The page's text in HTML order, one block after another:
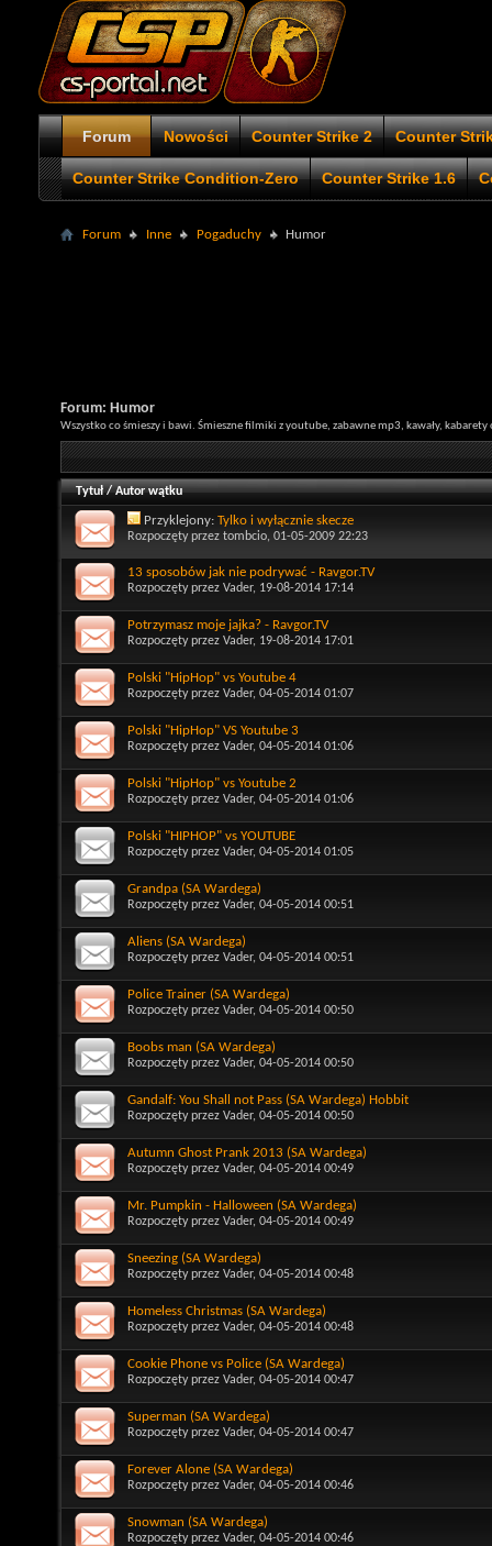
Forum Nowości Counter Strike 2 Counter
Counter Strike Condition-Zero Counter Strike 1.6
Forum Inne Pogaduchy Humor
Forum: Humor
Wszystko co śmieszy i bawi. Śmieszne filmiki z youtube, zabawne mp3, kawały,
Tytuł/Autor wątku
Przyklejony: Tylko i wyłącznie skecze
Rozpoczęty przez tombcio, 01-05-2009 22:23
13 sposobów jak nie podrywać - Ravgor.TV
Rozpoczęty przez Vader, 19-08-2014 17:14
Potrzymasz moje jajka? - Ravgor.TV
Rozpoczęty przez Vader, 19-08-2014 17:01
Polski "HipHop" vs Youtube 4
Rozpoczęty przez Vader, 04-05-2014 01:07
Polski "HipHop" VS Youtube 3
Rozpoczęty przez Vader, 04-05-2014 01:06
Polski "HipHop" vs Youtube 2
Rozpoczęty przez Vader, 04-05-2014 01:06
Polski "HIPHOP" vs YOUTUBE
Rozpoczęty przez Vader, 04-05-2014 01:05
Grandpa (SA Wardega)
Rozpoczęty przez Vader, 04-05-2014 00:51
Aliens (SA Wardega)
Rozpoczęty przez Vader, 04-05-2014 00:51
Police Trainer (SA Wardega)
Rozpoczęty przez Vader, 04-05-2014 00:50
Boobs man (SA Wardega)
Rozpoczęty przez Vader, 04-05-2014 00:50
Gandalf: You Shall not Pass (SA Wardega) Hobbit
Rozpoczęty przez Vader, 04-05-2014 00:50
Autumn Ghost Prank 2013 (SA Wardega)
Rozpoczęty przez Vader, 04-05-2014 00:49
Mr. Pumpkin - Halloween (SA Wardega)
Rozpoczęty przez Vader, 04-05-2014 00:49
Sneezing (SA Wardega)
Rozpoczęty przez Vader, 04-05-2014 00:48
Homeless Christmas (SA Wardega)
Rozpoczęty przez Vader, 04-05-2014 00:48
Cookie Phone vs Police (SA Wardega)
Rozpoczęty przez Vader, 04-05-2014 00:47
Superman (SA Wardega)
Rozpoczęty przez Vader, 04-05-2014 00:47
Forever Alone (SA Wardega)
Rozpoczęty przez Vader, 04-05-2014 00:46
Snowman (SA Wardega)
Rozpoczęty przez Vader, 04-05-2014 00:46